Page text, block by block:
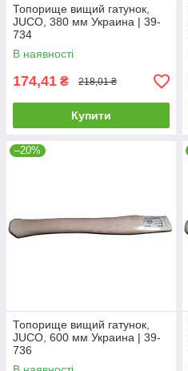
Топорище вищий гатунок,
JUCO, 380 мм Украина | 39-
734
В наявності
174,41 ₴ 218,01 ₴
Купити
–20%
Топорище вищий гатунок,
JUCO, 600 мм Украина | 39-
736